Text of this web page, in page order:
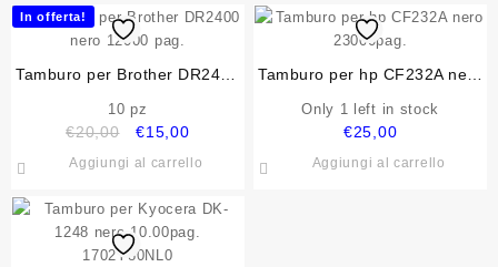
In offerta!
Tamburo per Brother DR2400
10 pz
€20,00
Il
prezzo
era:
€20,00.
€15,00Il
prezzo
Aggiungi al carrello
Tamburo per hp CF232A nero
Only 1 left in stock
€25,00
Aggiungi al carrello